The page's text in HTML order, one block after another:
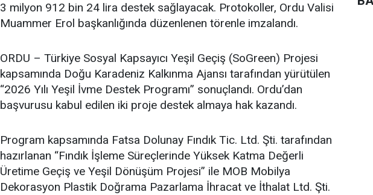
3 milyon 912 bin 24 lira destek sağlayacak. Protokoller, Ordu Valisi
Muammer Erol başkanlığında düzenlenen törenle imzalandı.
ORDU – Türkiye Sosyal Kapsayıcı Yeşil Geçiş (SoGreen) Projesi
kapsamında Doğu Karadeniz Kalkınma Ajansı tarafından yürütülen
“2026 Yılı Yeşil İvme Destek Programı” sonuçlandı. Ordu’dan
başvurusu kabul edilen iki proje destek almaya hak kazandı.
Program kapsamında Fatsa Dolunay Fındık Tic. Ltd. Şti. tarafından
hazırlanan “Fındık İşleme Süreçlerinde Yüksek Katma Değerli
Üretime Geçiş ve Yeşil Dönüşüm Projesi” ile MOB Mobilya
Dekorasyon Plastik Doğrama Pazarlama İhracat ve İthalat Ltd. Şti.